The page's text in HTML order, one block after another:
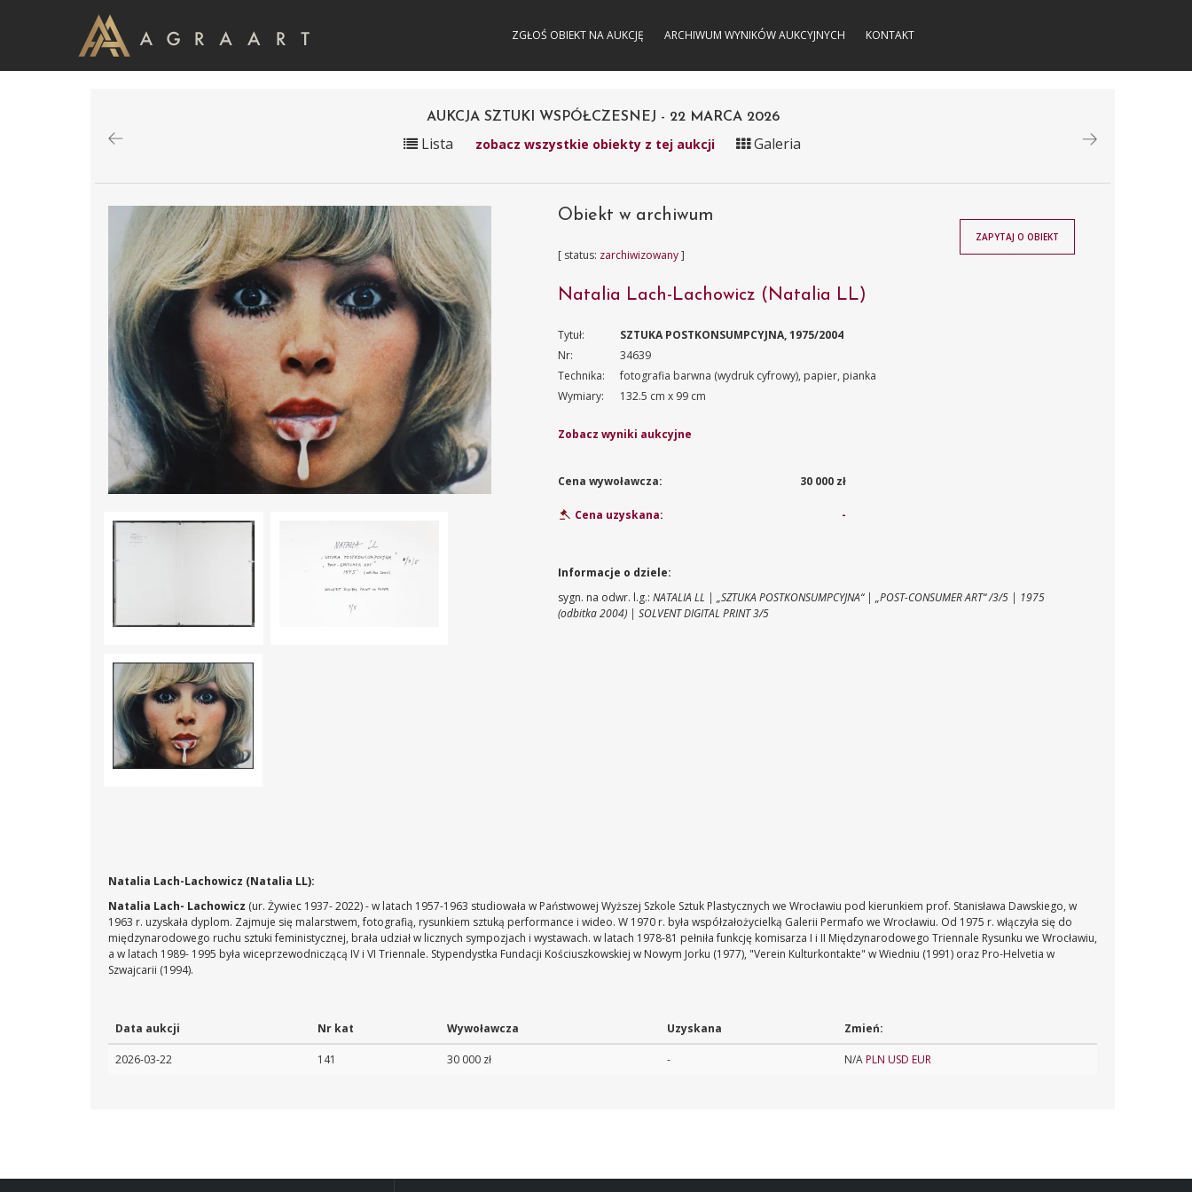
ZGŁOŚ OBIEKT NA AUKCJĘ ARCHIWUM WYNIKÓW AUKCYJNYCH KONTAKT
AUKCJA SZTUKI WSPÓŁCZESNEJ - 22 MARCA 2026
Lista zobacz wszystkie obiekty z tej aukcji Galeria
Obiekt w archiwum
[ status: zarchiwizowany]
Natalia Lach-Lachowicz (Natalia LL)
Tytuł:
SZTUKA POSTKONSUMPCYJNA, 1975/2004
Nr:
34639
Technika:
fotografia barwna (wydruk cyfrowy), papier, pianka
Wymiary:
132.5 cm x 99 cm
Zobacz wyniki aukcyjne
Cena wywoławcza: 30 000 zł
Cena uzyskana: -
ZAPYTAJ O OBIEKT
Informacje o dziele:
sygn. na odwr. l.g.:NATALIA LL | „SZTUKA POSTKONSUMPCYJNA“ | „POST-CONSUMER ART“ /3/5 | 1975
(odbitka 2004) | SOLVENT DIGITAL PRINT 3/5
Natalia Lach-Lachowicz (Natalia LL):
Natalia Lach- Lachowicz (ur. Żywiec 1937- 2022) - w latach 1957-1963 studiowała w Państwowej Wyższej Szkole Sztuk Plastycznych we Wrocławiu pod kierunkiem prof. Stanisława Dawskiego, w
1963 r. uzyskała dyplom. Zajmuje się malarstwem, fotografią, rysunkiem sztuką performance i wideo. W 1970 r. była współzałożycielką Galerii Permafo we Wrocławiu. Od 1975 r. włączyła się do
międzynarodowego ruchu sztuki feministycznej, brała udział w licznych sympozjach i wystawach. w latach 1978-81 pełniła funkcję komisarza I i II Międzynarodowego Triennale Rysunku we Wrocławiu,
a w latach 1989- 1995 była wiceprzewodniczącą IV i VI Triennale. Stypendystka Fundacji Kościuszkowskiej w Nowym Jorku (1977), "Verein Kulturkontakte" w Wiedniu (1991) oraz Pro-Helvetia w
Szwajcarii (1994).
Data aukcji Nr kat Wywoławcza Uzyskana Zmień:
2026-03-22 141 30 000 zł - N/APLN USD EUR